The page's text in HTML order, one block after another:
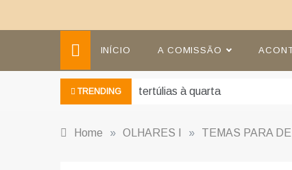
INÍCIO A COMISSÃO
TRENDING tertúlias à quarta
Home » OLHARES I » TEMAS PARA